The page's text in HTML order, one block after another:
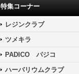
特集コーナー
レジンクラブ
ツメキラ
PADICO パジコ
ハーバリウムクラブ